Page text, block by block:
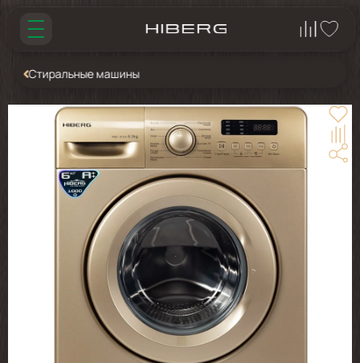
Стиральные машины